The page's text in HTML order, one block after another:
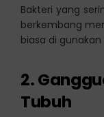
Bakteri yang
berkembang
biasa di
2.
Tubuh